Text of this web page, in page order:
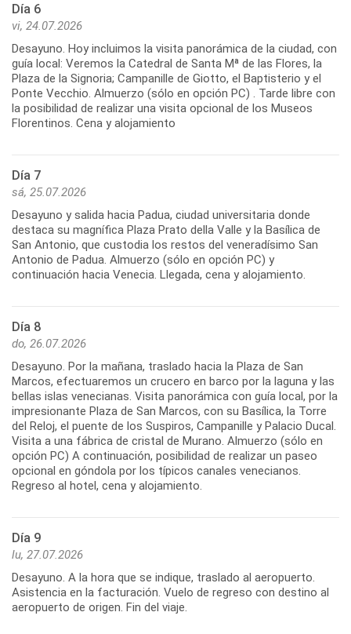
Día 6
vi, 24.07.2026
Desayuno. Hoy incluimos la visita panorámica de la ciudad, con
guía local: Veremos la Catedral de Santa Mª de las Flores, la
Plaza de la Signoria; Campanille de Giotto, el Baptisterio y el
Ponte Vecchio. Almuerzo (sólo en opción PC) . Tarde libre con
la posibilidad de realizar una visita opcional de los Museos
Florentinos. Cena y alojamiento
Día 7
sá, 25.07.2026
Desayuno y salida hacia Padua, ciudad universitaria donde
destaca su magnífica Plaza Prato della Valle y la Basílica de
San Antonio, que custodia los restos del veneradísimo San
Antonio de Padua. Almuerzo (sólo en opción PC) y
continuación hacia Venecia. Llegada, cena y alojamiento.
Día 8
do, 26.07.2026
Desayuno. Por la mañana, traslado hacia la Plaza de San
Marcos, efectuaremos un crucero en barco por la laguna y las
bellas islas venecianas. Visita panorámica con guía local, por la
impresionante Plaza de San Marcos, con su Basílica, la Torre
del Reloj, el puente de los Suspiros, Campanille y Palacio Ducal.
Visita a una fábrica de cristal de Murano. Almuerzo (sólo en
opción PC) A continuación, posibilidad de realizar un paseo
opcional en góndola por los típicos canales venecianos.
Regreso al hotel, cena y alojamiento.
Día 9
lu, 27.07.2026
Desayuno. A la hora que se indique, traslado al aeropuerto.
Asistencia en la facturación. Vuelo de regreso con destino al
aeropuerto de origen. Fin del viaje.